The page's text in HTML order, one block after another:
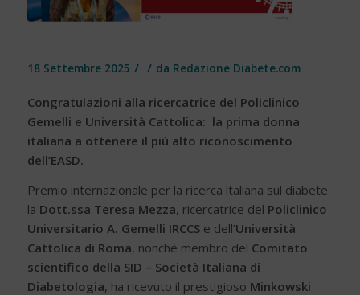
18 Settembre 2025 / / da Redazione Diabete.com
Congratulazioni alla ricercatrice del Policlinico
Gemelli e Università Cattolica: la prima donna
italiana a ottenere il più alto riconoscimento
dell’EASD.
Premio internazionale per la ricerca italiana sul diabete:
la Dott.ssa Teresa Mezza, ricercatrice del Policlinico
Universitario A. Gemelli IRCCSe dell’Università
Cattolica di Roma, nonché membro del Comitato
scientifico della SID – Società Italiana di
Diabetologia, ha ricevuto il prestigioso Minkowski